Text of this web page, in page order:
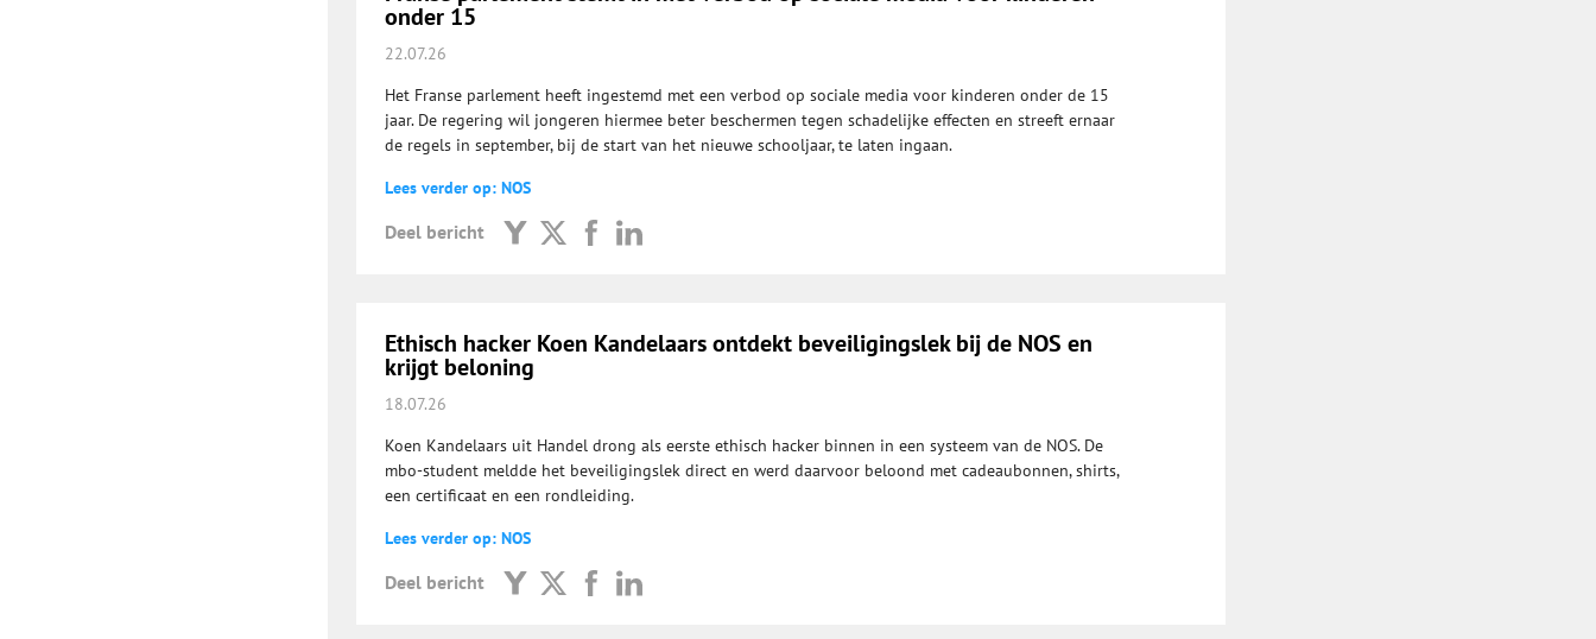
onder 15
22.07.26
Het Franse parlement heeft ingestemd met een verbod op sociale media voor kinderen onder de 15
jaar. De regering wil jongeren hiermee beter beschermen tegen schadelijke effecten en streeft ernaar
de regels in september, bij de start van het nieuwe schooljaar, te laten ingaan.
Lees verder op: NOS
Deel bericht
Ethisch hacker Koen Kandelaars ontdekt beveiligingslek bij de NOS en
krijgt beloning
18.07.26
Koen Kandelaars uit Handel drong als eerste ethisch hacker binnen in een systeem van de NOS. De
mbo-student meldde het beveiligingslek direct en werd daarvoor beloond met cadeaubonnen, shirts,
een certificaat en een rondleiding.
Lees verder op: NOS
Deel bericht